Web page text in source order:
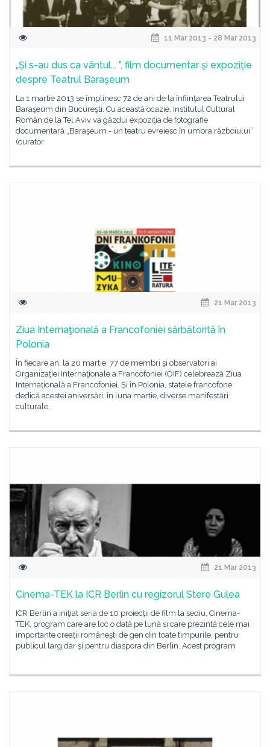
11 Mar 2013 - 28 Mar 2013
„Şi s-au dus ca vântul... ”, film documentar şi expoziţie
despre Teatrul Baraşeum
La 1 martie 2013 se împlinesc 72 de ani de la înfiinţarea Teatrului
Baraşeum din Bucureşti. Cu această ocazie, Institutul Cultural
Român de la Tel Aviv va găzdui expoziţia de fotografie
documentară „Baraşeum - un teatru evreiesc în umbra războiului”
(curator
21 Mar 2013
Ziua Internaţională a Francofoniei sărbătorită în
Polonia
În fiecare an, la 20 martie, 77 de membri şi observatori ai
Organizaţiei Internaţionale a Francofoniei (OIF) celebrează Ziua
Internaţională a Francofoniei. Şi în Polonia, statele francofone
dedică acestei aniversări, în luna martie, diverse manifestări
culturale,
21 Mar 2013
Cinema-TEK la ICR Berlin cu regizorul Stere Gulea
ICR Berlin a iniţiat seria de 10 proiecţii de film la sediu, Cinema-
TEK, program care are loc o dată pe lună si care prezintă cele mai
importante creaţii româneşti de gen din toate timpurile, pentru
publicul larg dar şi pentru diaspora din Berlin. Acest program